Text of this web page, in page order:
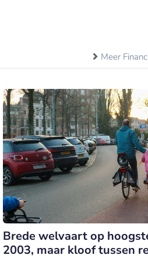
Meer
Brede welvaart op
2003, maar kloof tussen